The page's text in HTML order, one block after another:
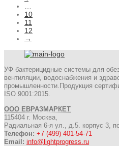
10
11
12
→
УФ бактерицидные системы для
вентиляции, водоснабжения и
промышленности.Продукция
ISO 9001:2015.
ООО ЕВРАЗМАРКЕТ
115404 г. Москва,
Радиальная 6-я ул., д.5. корпус 3,
Телефон: +7 (499) 401-54-71
Email: info@lightprogress.ru